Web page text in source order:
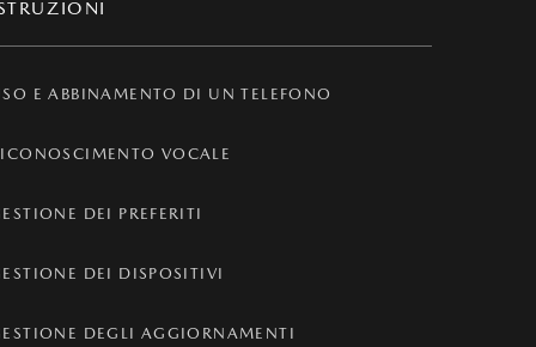
E ABBINAMENTO DI UN TELEFONO
VOCALE
DEI PREFERITI
DEI DISPOSITIVI
DEGLI AGGIORNAMENTI